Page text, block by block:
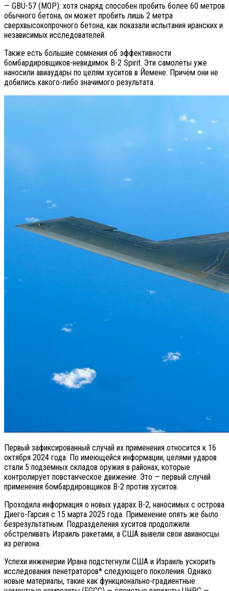
— GBU-57 (MOP): хотя снаряд способен пробить более 60 метров
обычного бетона, он может пробить лишь 2 метра
сверхвысокопрочного бетона, как показали испытания иранских и
независимых исследователей.
Также есть большие сомнения об эффективности
бомбардировщиков-невидимок B-2 Spirit. Эти самолёты уже
наносили авиаудары по целям хуситов в Йемене. Причём они не
добились какого-либо значимого результата.
Первый зафиксированный случай их применения относится к 16
октября 2024 года. По имеющейся информации, целями ударов
стали 5 подземных складов оружия в районах, которые
контролирует повстанческое движение. Это — первый случай
применения бомбардировщиков B-2 против хуситов.
Проходила информация о новых ударах B-2, наносимых с острова
Диего-Гарсия с 15 марта 2025 года. Применение опять же было
безрезультатным. Подразделения хуситов продолжили
обстреливать Израиль ракетами, а США вывели свои авианосцы
из региона.
Успехи инженерии Ирана подстегнули США и Израиль ускорить
исследования пенетраторов* следующего поколения. Однако
новые материалы, такие как функционально-градиентные